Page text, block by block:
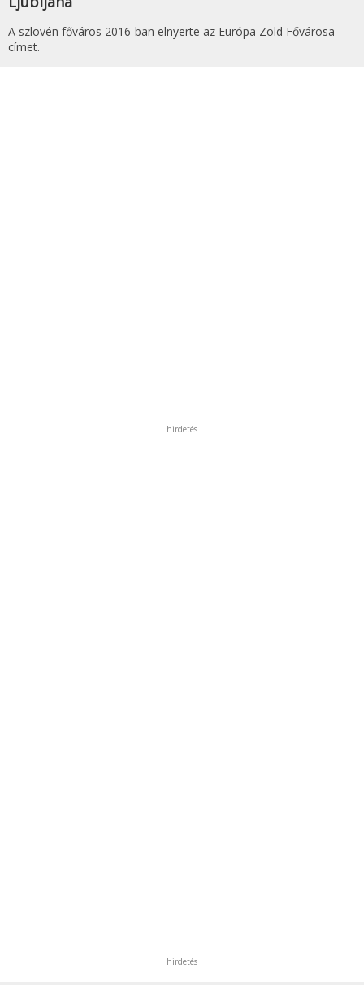
A szlovén főváros 2016-ban elnyerte az Európa Zöld Fővárosa
címet.
hirdetés
hirdetés